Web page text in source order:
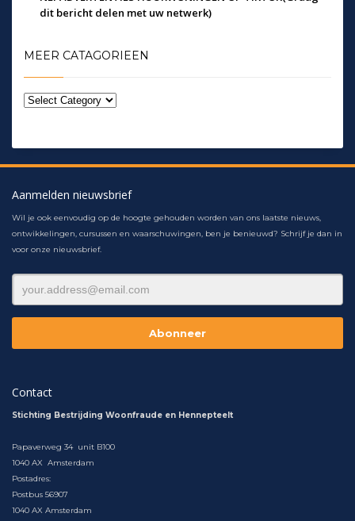
NEPADVERTENTIES HUURWONINGEN OP
Aanmelden nieuwsbrief
Wil je ook eenvoudig op de hoogte gehouden worden van ons laatste nieuws,
voor onze nieuwsbrief.
Contact
Stichting Bestrijding Woonfraude en Hennepteelt
Papaverweg 34 unit B100
1040 AX Amsterdam
Postadres: